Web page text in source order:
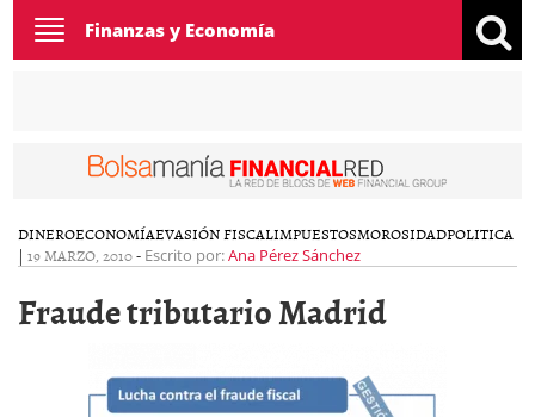
Toggle
navigation
Finanzas y Economía
DINEROECONOMÍAEVASIÓN FISCALIMPUESTOSMOROSIDADPOLITICA
| 19 MARZO, 2010- Escrito por:Ana Pérez Sánchez
Fraude tributario Madrid